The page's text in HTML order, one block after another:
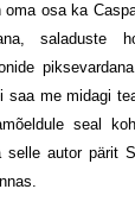
oma osa ka
saladuste
saa me midagi
seal
selle autor pärit